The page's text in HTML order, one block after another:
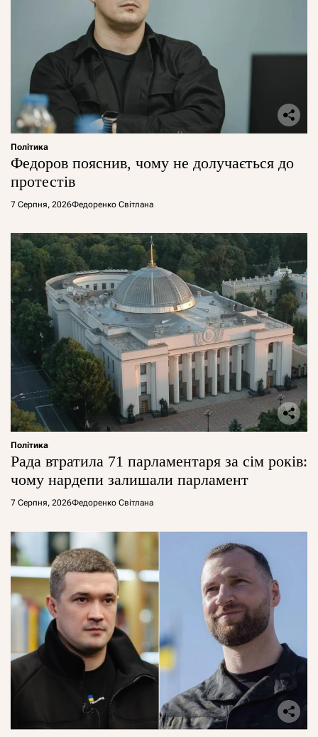
Політика
Федоров пояснив, чому не долучається до
протестів
7 Серпня, 2026Федоренко Світлана
Політика
Рада втратила 71 парламентаря за сім років:
чому нардепи залишали парламент
7 Серпня, 2026Федоренко Світлана